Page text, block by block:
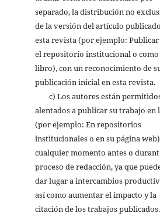
separado, la distribución no
de la versión del artículo
esta revista (por ejemplo: Publicar
el repositorio institucional o
libro), con un reconocimiento de
publicación inicial en esta revista.
c) Los autores están
alentados a publicar su trabajo en
(por ejemplo: En repositorios
institucionales o en su página
cualquier momento antes o
proceso de redacción, ya que
dar lugar a intercambios
así como aumentar el impacto y la
citación de los trabajos publicados.